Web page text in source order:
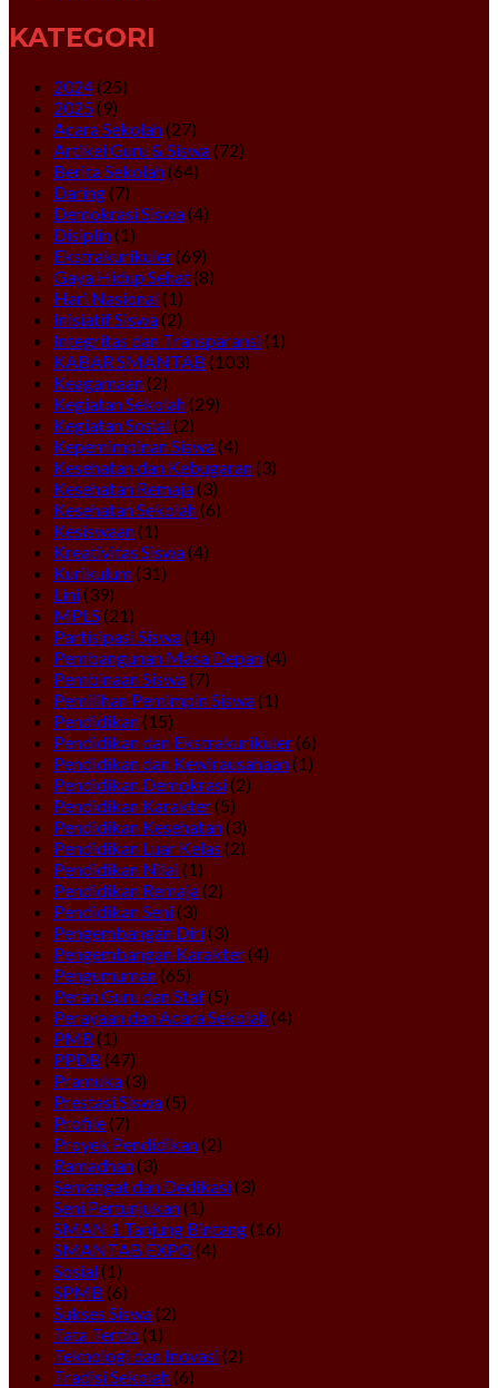
KATEGORI
2024(25)
2025(9)
Acara Sekolah(27)
Artikel Guru & Siswa(72)
Berita Sekolah(64)
Daring(7)
Demokrasi Siswa(4)
Disiplin(1)
Ekstrakurikuler(69)
Gaya Hidup Sehat(8)
Hari Nasional(1)
Inisiatif Siswa(2)
Integritas dan Transparansi(1)
KABAR SMANTAB (103)
Keagamaan(2)
Kegiatan Sekolah(29)
Kegiatan Sosial(2)
Kepemimpinan Siswa(4)
Kesehatan dan Kebugaran(3)
Kesehatan Remaja(3)
Kesehatan Sekolah(6)
Kesiswaan(1)
Kreativitas Siswa(4)
Kurikulum(31)
Lini(39)
MPLS (21)
Partisipasi Siswa(14)
Pembangunan Masa Depan(4)
Pembinaan Siswa(7)
Pemilihan Pemimpin Siswa(1)
Pendidikan(15)
Pendidikan dan Ekstrakurikuler(6)
Pendidikan dan Kewirausahaan(1)
Pendidikan Demokrasi(2)
Pendidikan Karakter(5)
Pendidikan Kesehatan(3)
Pendidikan Luar Kelas (2)
Pendidikan Nilai(1)
Pendidikan Remaja(2)
Pendidikan Seni(3)
Pengembangan Diri(3)
Pengembangan Karakter(4)
Pengumuman(65)
Peran Guru dan Staf(5)
Perayaan dan Acara Sekolah(4)
PMR (1)
PPDB (47)
Pramuka(3)
Prestasi Siswa(5)
Profile(7)
Proyek Pendidikan(2)
Ramadhan(3)
Semangat dan Dedikasi(3)
Seni Pertunjukan(1)
SMAN 1 Tanjung Bintang(16)
SMANTAB EXPO(4)
Sosial(1)
SPMB (6)
Sukses Siswa(2)
Tata Tertib (1)
Teknologi dan Inovasi(2)
Tradisi Sekolah(6)